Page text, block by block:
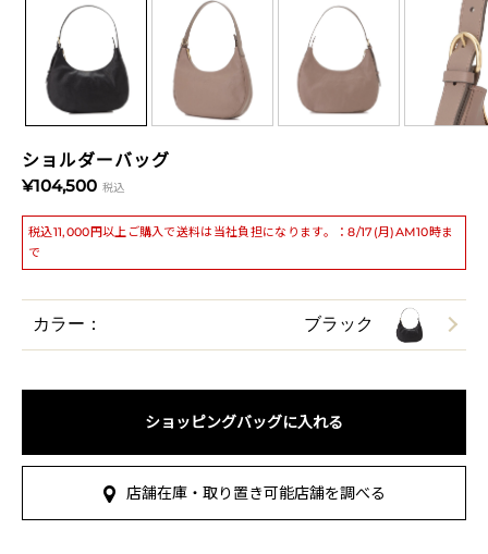
ショルダーバッグ
¥104,500 税込
税込11,000円以上ご購入で送料は当社負担になります。：8/17(月)AM10時ま
で
カラー： ブラック
ショッピングバッグに入れる
店舗在庫・取り置き可能店舗を調べる